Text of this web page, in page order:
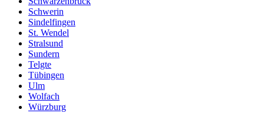
Schwerin
Sindelfingen
St. Wendel
Stralsund
Sundern
Telgte
Tübingen
Ulm
Wolfach
Würzburg